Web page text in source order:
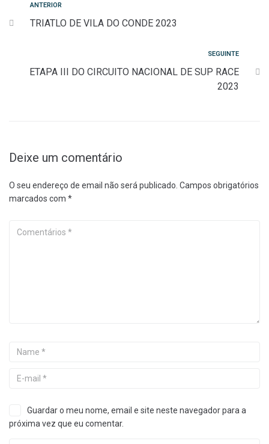
Navegação
de
Anterior
ANTERIOR
TRIATLO DE VILA DO CONDE 2023
SEGUINTE
ETAPA III DO CIRCUITO NACIONAL DE SUP RACE
2023
Deixe um comentário
O seu endereço de email não será publicado. Campos obrigatórios
marcados com *
Guardar o meu nome, email e site neste navegador para a
próxima vez que eu comentar.